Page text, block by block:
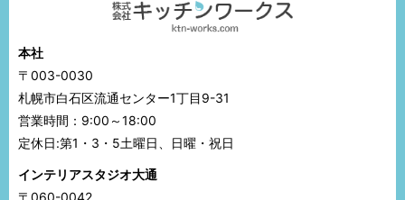
本社
〒003-0030
札幌市白石区流通センター1丁目9-31
営業時間：9:00～18:00
定休日:第1・3・5土曜日、日曜・祝日
インテリアスタジオ大通
〒060-0042